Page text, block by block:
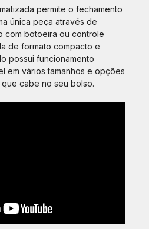
permite o fechamento
única peça através de
com botoeira ou controle
de formato compacto e
possui funcionamento
em vários tamanhos e opções
cabe no seu bolso.